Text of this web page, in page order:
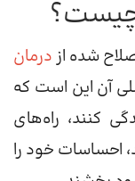
چیست؟
درمان
آن این است که
کنند، راه‌های
احساسات خود را